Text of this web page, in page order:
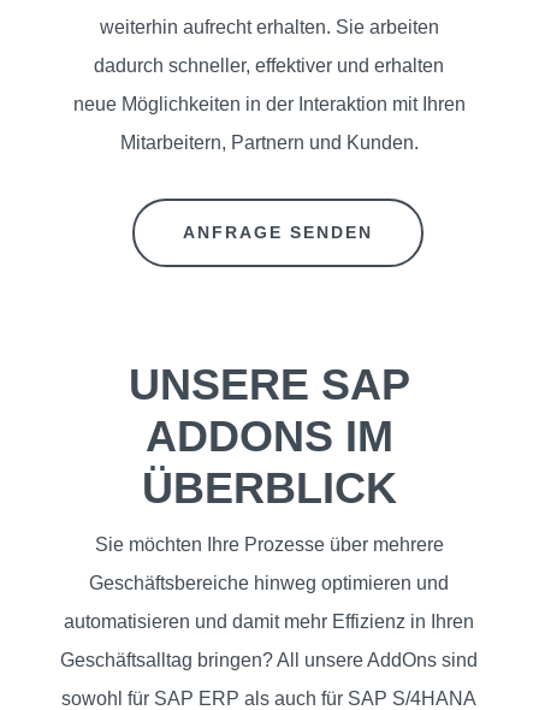
KUNDEN
EVENTS
KONTAKT
weiterhin aufrecht erhalten. Sie arbeiten
dadurch schneller, effektiver und erhalten
neue Möglichkeiten in der Interaktion mit Ihren
Mitarbeitern, Partnern und Kunden.
ANFRAGE SENDEN
UNSERE SAP
ADDONS IM
ÜBERBLICK
Sie möchten Ihre Prozesse über mehrere
Geschäftsbereiche hinweg optimieren und
automatisieren und damit mehr Effizienz in Ihren
Geschäftsalltag bringen? All unsere AddOns sind
sowohl für SAP ERP als auch für SAP S/4HANA